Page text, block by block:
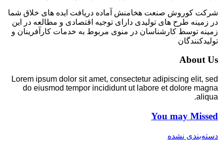
شرکت کوروش صنعت هخامنش آماده دریافت ایده های خلاق شما
در زمینه طرح های تولیدی دارای توجیه اقتصادی و مطالعه در این
زمینه توسط کارشناسان در منوی مربوط به خدمات کارآفرینان و
تولیدکنندگان
About Us
Lorem ipsum dolor sit amet, consectetur adipiscing elit, sed
do eiusmod tempor incididunt ut labore et dolore magna
aliqua.
You may Missed
دسته‌بندی نشده